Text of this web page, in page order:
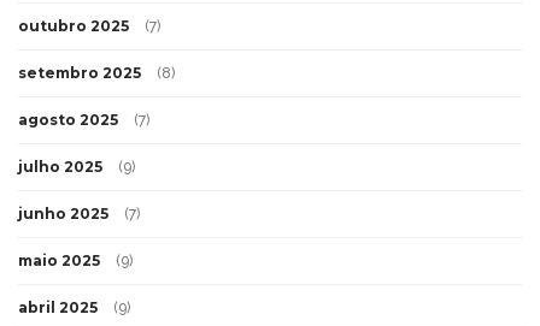
outubro 2025 (7)
setembro 2025 (8)
agosto 2025 (7)
julho 2025 (9)
junho 2025 (7)
maio 2025 (9)
abril 2025 (9)